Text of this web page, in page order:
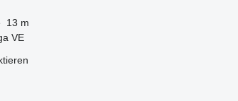
13 m
VE